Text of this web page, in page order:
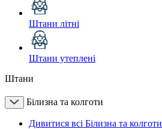
Штани літні
Штани утеплені
Штани
Білизна та колготи
Дивитися всі Білизна та колготи